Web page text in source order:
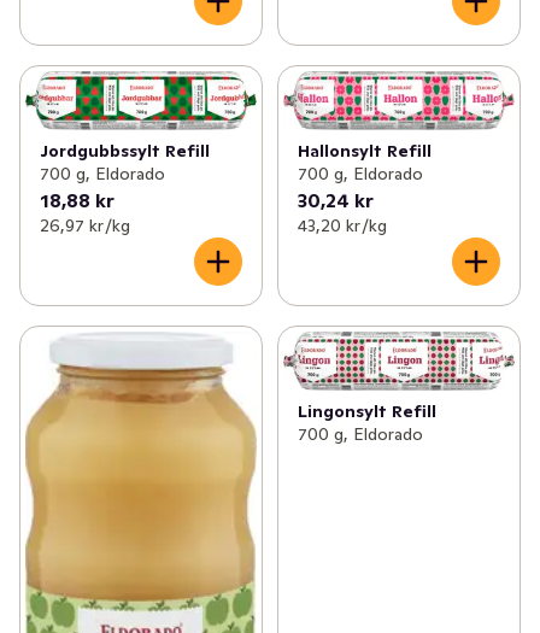
Jordgubbssylt Refill
700 g, Eldorado
18,88 kr
26,97 kr /kg
Hallonsylt Refill
700 g, Eldorado
30,24 kr
43,20 kr /kg
Lingonsylt Refill
700 g, Eldorado